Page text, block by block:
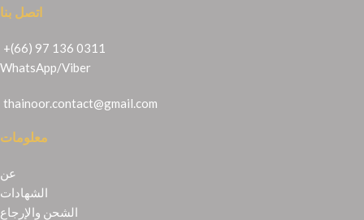
اتصل بنا
+(66) 97 136 0311
WhatsApp/Viber
thainoor.contact@gmail.com
معلومات
عن
الشهادات
الشحن والإرجاع